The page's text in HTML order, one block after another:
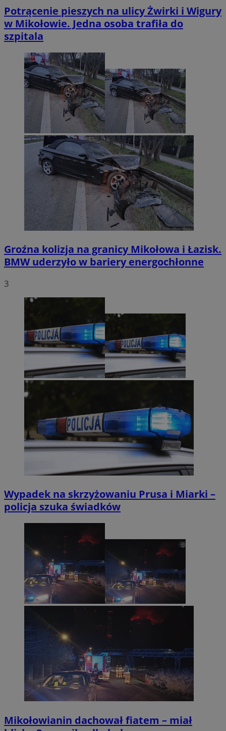
Potrącenie pieszych na ulicy Żwirki i Wigury
w Mikołowie. Jedna osoba trafiła do
szpitala
Groźna kolizja na granicy Mikołowa i Łazisk.
BMW uderzyło w bariery energochłonne
3
Wypadek na skrzyżowaniu Prusa i Miarki –
policja szuka świadków
Mikołowianin dachował fiatem – miał